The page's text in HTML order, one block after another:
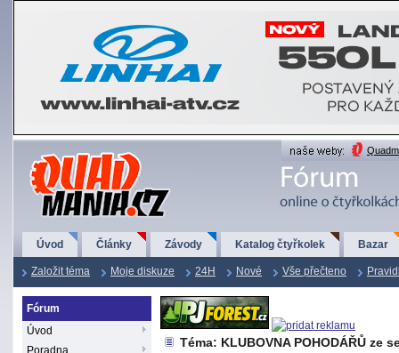
QuadMania.cz
Úvod Články Závody Katalog čtyřkolek Bazar
Založit téma Moje diskuze 24H Nové Vše přečteno
Fórum
Úvod
Poradna
Téma: KLUBOVNA POHODÁŘŮ ze